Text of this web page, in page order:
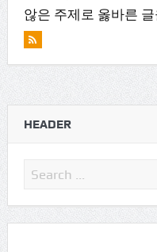
않은 주제로 옳바른
HEADER